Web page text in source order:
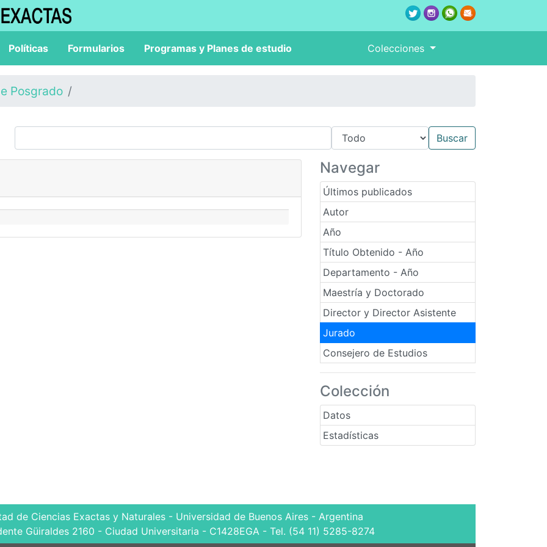
Políticas Formularios Programas y Planes de estudio Colecciones
Posgrado
Navegar
Últimos publicados
Autor
Año
Título Obtenido - Año
Departamento - Año
Maestría y Doctorado
Director y Director Asistente
Jurado
Consejero de Estudios
Colección
Datos
Estadísticas
de Ciencias Exactas y Naturales - Universidad de Buenos Aires - Argentina
Güiraldes 2160 - Ciudad Universitaria - C1428EGA - Tel. (54 11) 5285-8274